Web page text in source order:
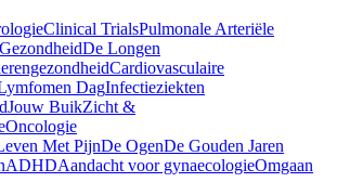
Clinical TrialsPulmonale Arteriële
De Longen
Cardiovasculaire
DagInfectieziekten
Jouw BuikZicht &
Oncologie
Met PijnDe OgenDe Gouden Jaren
ADHDAandacht voor gynaecologieOmgaan